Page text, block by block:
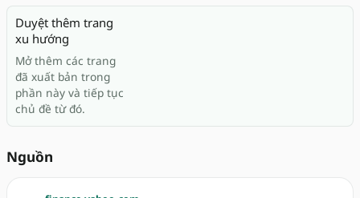
Duyệt thêm trang
xu hướng
Mở thêm các trang
đã xuất bản trong
phần này và tiếp tục
chủ đề từ đó.
Nguồn